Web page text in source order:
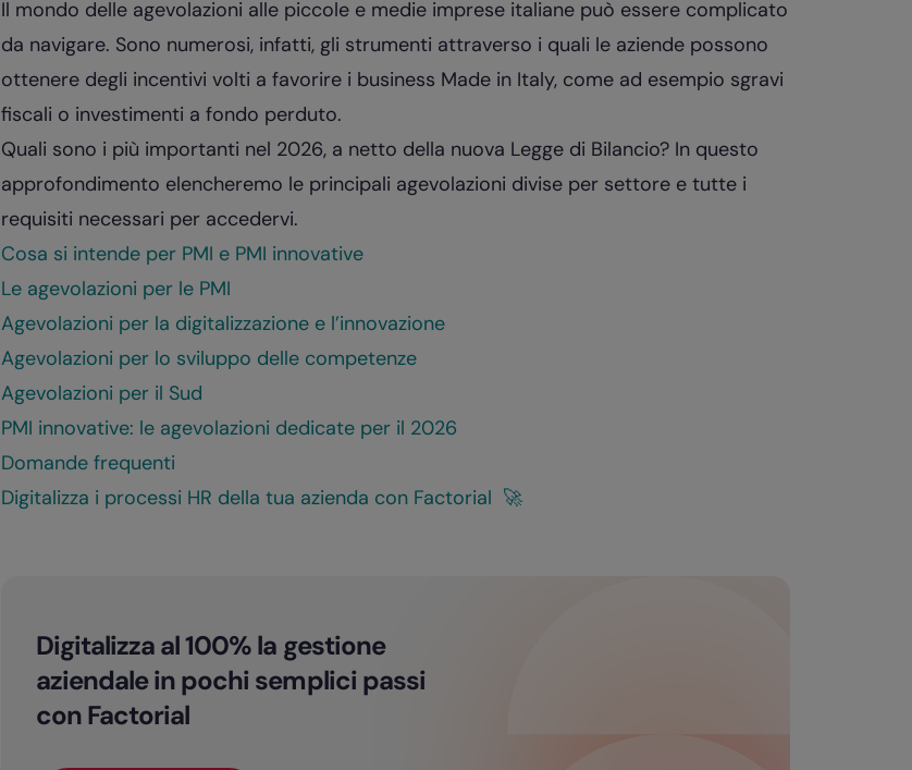
Il mondo delle agevolazioni alle piccole e medie imprese italiane può essere complicato
da navigare. Sono numerosi, infatti, gli strumenti attraverso i quali le aziende possono
ottenere degli incentivi volti a favorire i business Made in Italy, come ad esempio sgravi
fiscali o investimenti a fondo perduto.
Quali sono i più importanti nel 2026, a netto della nuova Legge di Bilancio? In questo
approfondimento elencheremo le principali agevolazioni divise per settore e tutte i
requisiti necessari per accedervi.
Cosa si intende per PMI e PMI innovative
Le agevolazioni per le PMI
Agevolazioni per la digitalizzazione e l’innovazione
Agevolazioni per lo sviluppo delle competenze
Agevolazioni per il Sud
PMI innovative: le agevolazioni dedicate per il 2026
Domande frequenti
Digitalizza i processi HR della tua azienda con Factorial 🚀
Digitalizza al 100% la gestione
aziendale in pochi semplici passi
con Factorial